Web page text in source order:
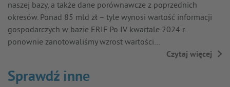
naszej bazy, a także dane porównawcze z poprzednich
okresów. Ponad 85 mld zł – tyle wynosi wartość informacji
gospodarczych w bazie ERIF Po IV kwartale 2024 r.
ponownie zanotowaliśmy wzrost wartości…
Czytaj więcej
Sprawdź inne